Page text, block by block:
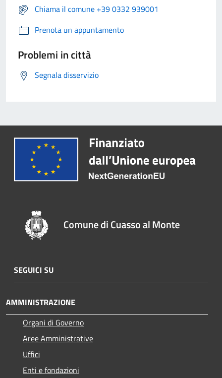
Chiama il comune +39 0332 939001
Prenota un appuntamento
Problemi in città
Segnala disservizio
Comune di Cuasso al Monte
SEGUICI SU
AMMINISTRAZIONE
Organi di Governo
Aree Amministrative
Uffici
Enti e fondazioni